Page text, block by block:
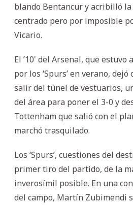
blando Bentancur y acribilló
centrado pero por imposible
Vicario.
El ’10' del Arsenal, que
por los ‘Spurs’ en verano,
salir del túnel de vestuarios,
del área para poner el 3-0 y
Tottenham que salió con el
marchó trasquilado.
Los ‘Spurs’, cuestiones del
primer tiro del partido, de la
inverosímil posible. En una
del campo, Martín Zubimendi